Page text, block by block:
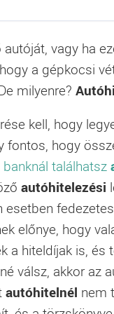
vagy ha
a gépkocsi
milyenre?
kell, hogy
hogy
találhatsz
autóhitelezési
előnye, hogy
a hiteldíjak is, és
válsz, akkor az
autóhitelnél nem